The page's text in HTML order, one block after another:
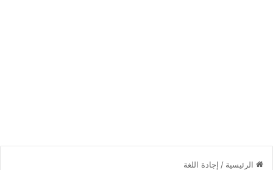
الرئيسية / إجادة اللغة